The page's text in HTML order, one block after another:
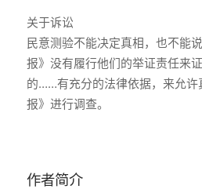
关于诉讼
民意测验不能决定真相，也不能
报》没有履行他们的举证责任来
的……有充分的法律依据，来允许
报》进行调查。
作者简介